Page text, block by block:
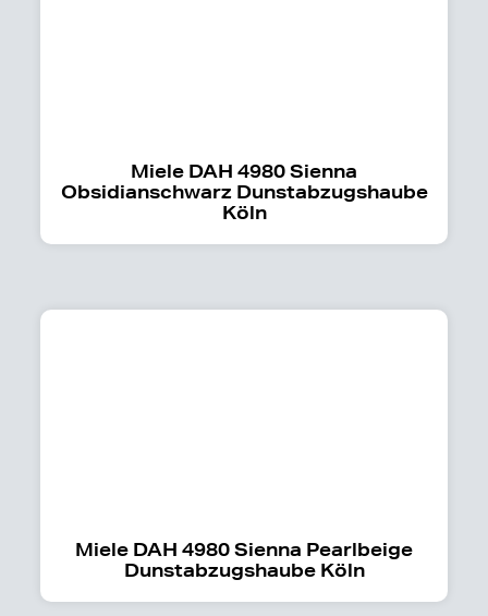
Miele DAH 4980 Sienna
Obsidianschwarz Dunstabzugshaube
Köln
Miele DAH 4980 Sienna Pearlbeige
Dunstabzugshaube Köln